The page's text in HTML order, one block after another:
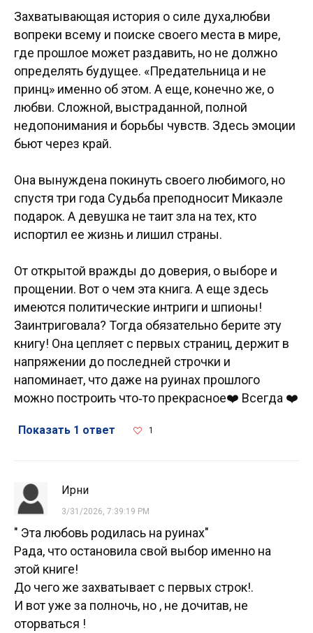
Захватывающая история о силе духа,любви
вопреки всему и поиске своего места в мире,
где прошлое может раздавить, но не должно
определять будущее. «Предательница и не
принц» именно об этом. А еще, конечно же, о
любви. Сложной, выстраданной, полной
недопонимания и борьбы чувств. Здесь эмоции
бьют через край.
Она вынуждена покинуть своего любимого, но
спустя три года Судьба преподносит Микаэле
подарок. А девушка не таит зла на тех, кто
испортил ее жизнь и лишил страны.
От открытой вражды до доверия, о выборе и
прощении. Вот о чем эта книга. А еще здесь
имеются политические интриги и шпионы!
Заинтриговала? Тогда обязательно берите эту
книгу! Она цепляет с первых страниц, держит в
напряжении до последней строчки и
напоминает, что даже на руинах прошлого
можно построить что‑то прекрасное❤️ Всегда ❤️
Показать 1 ответ 1
Ирни
3/31/2026, 7:39:19 PM
" Эта любовь родилась на руинах"
Рада, что остановила свой выбор именно на
этой книге!
До чего же захватывает с первых строк!.
И вот уже за полночь, но , не дочитав, не
оторваться !